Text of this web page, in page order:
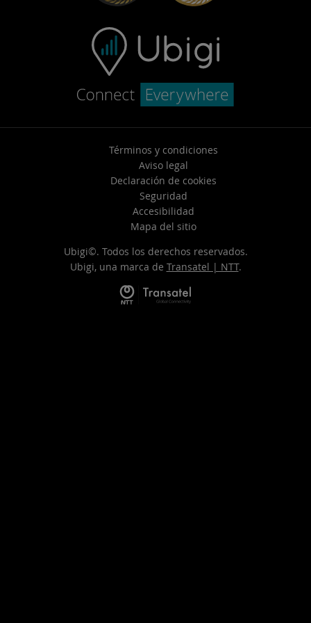
Términos y condiciones
Aviso legal
Declaración de cookies
Seguridad
Accesibilidad
Mapa del sitio
Ubigi©. Todos los derechos reservados.
Ubigi, una marca de Transatel | NTT.